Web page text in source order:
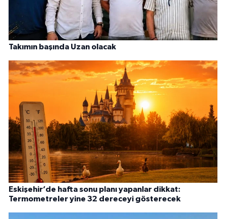
Takımın başında Uzan olacak
Eskişehir’de hafta sonu planı yapanlar dikkat:
Termometreler yine 32 dereceyi gösterecek